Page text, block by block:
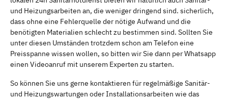
und Heizungsarbeiten an, die weniger dringend sind. sicherlich,
dass ohne eine Fehlerquelle der nötige Aufwand und die
benötigten Materialien schlecht zu bestimmen sind. Sollten Sie
unter diesen Umständen trotzdem schon am Telefon eine
Preisspanne wissen wollen, so bitten wir Sie dann per Whatsapp
einen Videoanruf mit unserem Experten zu starten.
So können Sie uns gerne kontaktieren für regelmäßige Sanitär-
und Heizungswartungen oder Installationsarbeiten wie das